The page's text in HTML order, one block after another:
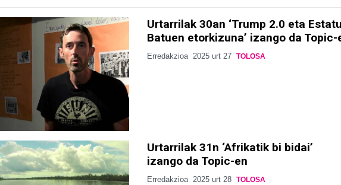
Urtarrilak 30an ‘Trump 2.0 eta
Batuen etorkizuna’ izango da Topic-
Erredakzioa 2025 urt 27 TOLOSA
Urtarrilak 31n ‘Afrikatik bi bidai’
izango da Topic-en
Erredakzioa 2025 urt 28 TOLOSA